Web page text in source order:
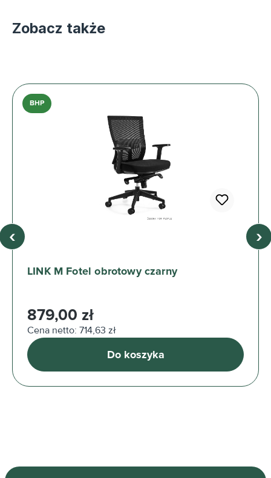
Zobacz także
LINK M Fotel obrotowy czarny
BHP
Cena regularna:
879,00 zł
Cena netto: 714,63 zł
Do koszyka
‹ ›